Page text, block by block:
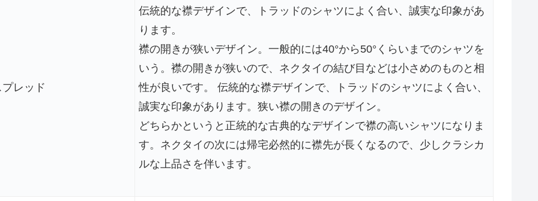
レッド
伝統的な襟デザインで、トラッドのシャツによく合い、誠実な印象があ
ります。
襟の開きが狭いデザイン。一般的には40°から50°くらいまでのシャツを
いう。襟の開きが狭いので、ネクタイの結び目などは小さめのものと相
性が良いです。 伝統的な襟デザインで、トラッドのシャツによく合い、
誠実な印象があります。狭い襟の開きのデザイン。
どちらかというと正統的な古典的なデザインで襟の高いシャツになりま
す。ネクタイの次には帰宅必然的に襟先が長くなるので、少しクラシカ
ルな上品さを伴います。